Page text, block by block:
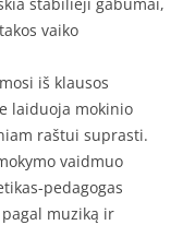
vaiko
iš klausos
laiduoja mokinio
raštui suprasti.
vaidmuo
pedagogas
muziką ir